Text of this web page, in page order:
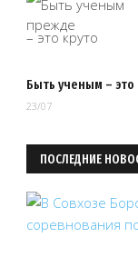
Быть ученым – это
23/07
ПОСЛЕДНИЕ